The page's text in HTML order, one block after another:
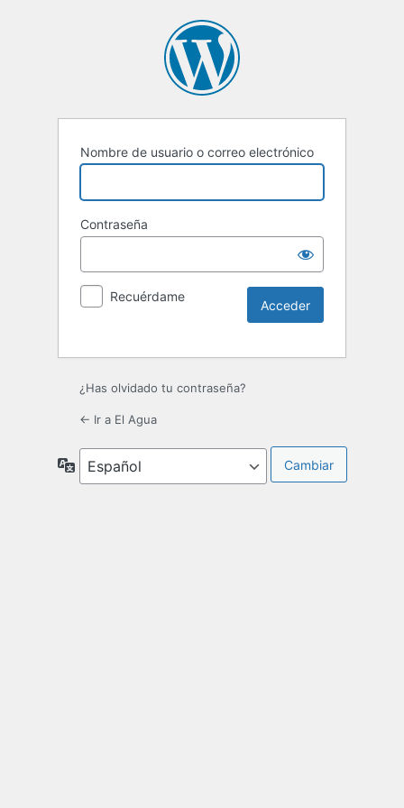
Nombre de usuario o correo electrónico
Contraseña
Recuérdame
¿Has olvidado tu contraseña?
← Ir a El Agua
Idioma